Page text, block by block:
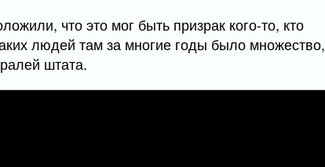
что это мог быть призрак кого-то, кто
людей там за многие годы было множество,
штата.